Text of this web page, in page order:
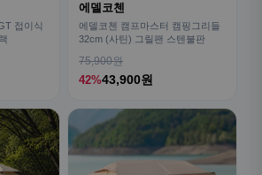
접이식
에델코첸
에델코첸 캠프마스터 캠핑그리들
32cm (사틴) 그릴팬 스텐불판
75,900원
42%43,900원